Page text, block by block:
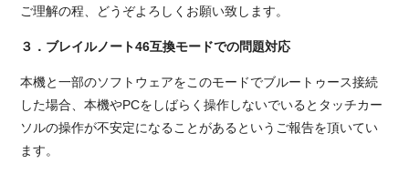
ご理解の程、どうぞよろしくお願い致します。
３．ブレイルノート46互換モードでの問題対応
本機と一部のソフトウェアをこのモードでブルートゥース接続
した場合、本機やPCをしばらく操作しないでいるとタッチカー
ソルの操作が不安定になることがあるというご報告を頂いてい
ます。